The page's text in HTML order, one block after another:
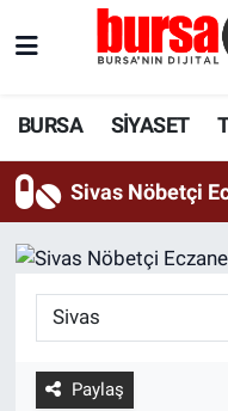
BURSA SİYASET
Sivas Nöbetçi
Paylaş
SPOR
EKONOMİ
SAĞLIK
Süper Lig Puan
Tüm Manşetler
Son Dakika